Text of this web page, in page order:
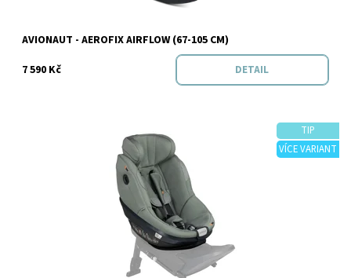
Značka: Avionaut
AVIONAUT - AEROFIX AIRFLOW (67-105 CM)
7 590 Kč
DETAIL
TIP
VÍCE VARIANT